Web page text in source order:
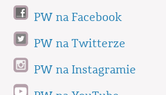
PW na Facebook
PW na Twitterze
PW na Instagramie